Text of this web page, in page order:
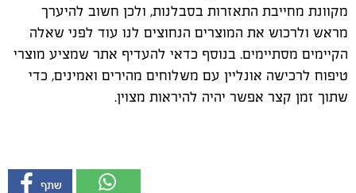
מקוונת מחייבת התאזרות בסבלנות, ולכן חשוב להיערך
מראש ולרכוש את המוצרים הנחוצים לנו עוד לפני שאלה
הקיימים מסתיימים. בנוסף כדאי להעדיף אתר שמציע מוצרי
טיפוח לרכישה אונליין עם משלוחים מהירים ואמינים, כדי
שתוך זמן קצר אפשר יהיה להיראות מצוין.